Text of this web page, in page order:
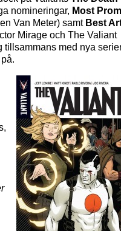
nomineringar, Most
Van Meter) samt Best
Mirage och The Valiant
tillsammans med nya